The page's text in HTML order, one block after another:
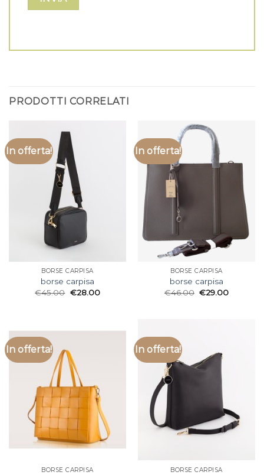
PRODOTTI CORRELATI
In offerta!
BORSE CARPISA
borse carpisa
€45.00 €28.00
In offerta!
BORSE CARPISA
borse carpisa
€46.00 €29.00
In offerta!
BORSE CARPISA
In offerta!
BORSE CARPISA